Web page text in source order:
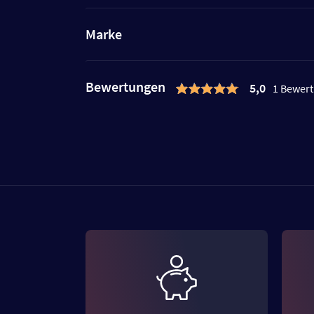
Marke
Bewertungen 5,0 1